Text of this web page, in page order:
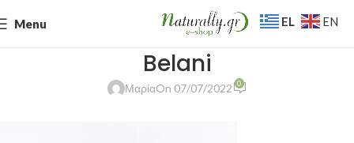
Menu
Belani
ΜαρίαOn 07/07/2022 0
EL EN